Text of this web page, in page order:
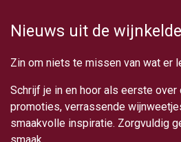
Nieuws uit de
Zin om niets te missen van wat er
Schrijf je in en hoor als eerste
promoties, verrassende
smaakvolle inspiratie. Zorgvuldig